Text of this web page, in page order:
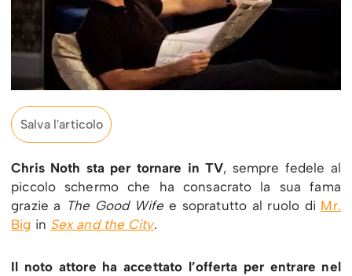
Salva l'articolo
Chris Noth sta per tornare in TV, sempre fedele al
piccolo schermo che ha consacrato la sua fama
grazie a The Good Wife e sopratutto al ruolo di Mr.
Big in Sex and the City.
Il noto attore ha accettato l’offerta per entrare nel